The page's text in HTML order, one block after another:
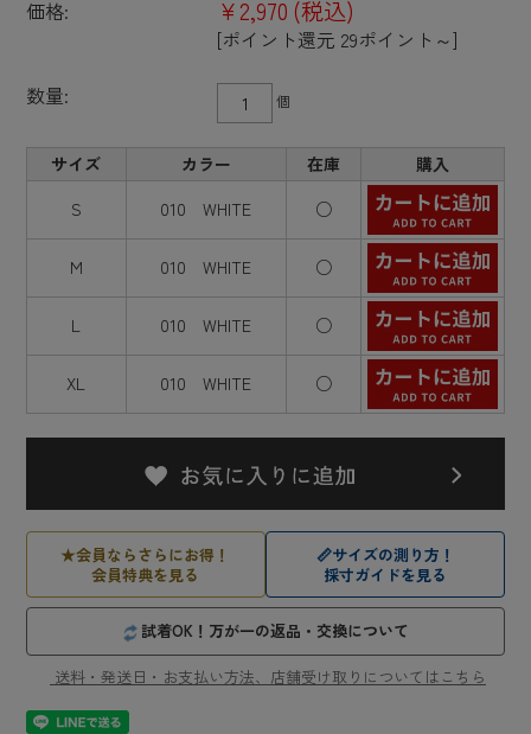
価格: ¥2,970 (税込)
[ポイント還元 29ポイント～]
数量:
個
サイズ カラー 在庫
購入
S
010 WHITE ○
M 010 WHITE ○
L 010 WHITE ○
XL 010 WHITE ○
★会員ならさらにお得！
会員特典を見る
📏サイズの測り方！
採寸ガイドを見る
試着OK！万が一の返品・交換について
送料・発送日・お支払い方法、店舗受け取りについてはこちら